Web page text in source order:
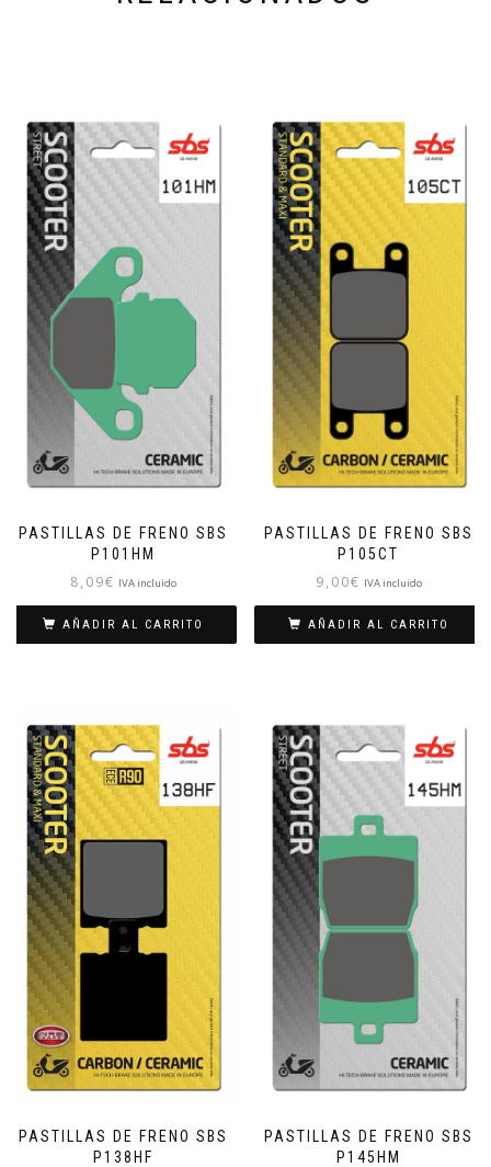
PASTILLAS DE FRENO SBS
P101HM
8,09€ IVA incluido
AÑADIR AL CARRITO
PASTILLAS DE FRENO SBS
P105CT
9,00€ IVA incluido
AÑADIR AL CARRITO
PASTILLAS DE FRENO SBS
P138HF
PASTILLAS DE FRENO SBS
P145HM